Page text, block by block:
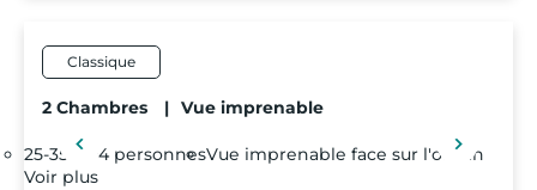
Classique
2 Chambres | Vue imprenable
25-35 m² 4 personnesVue imprenable face sur l'océan
Voir plus